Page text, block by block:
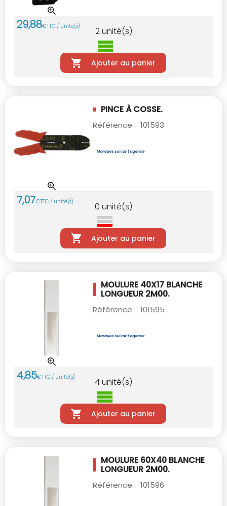
29,88€TTC / unité(s) 2unité(s)
Ajouter au panier
PINCE À COSSE.
Référence : 101593
7,07€TTC / unité(s) 0 unité(s)
Ajouter au panier
MOULURE 40X17 BLANCHE
LONGUEUR 2M00.
Référence : 101595
4,85€TTC / unité(s) 4unité(s)
Ajouter au panier
MOULURE 60X40 BLANCHE
LONGUEUR 2M00.
Référence : 101596